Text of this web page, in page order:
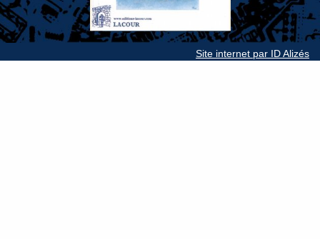
Site internet par ID Alizés